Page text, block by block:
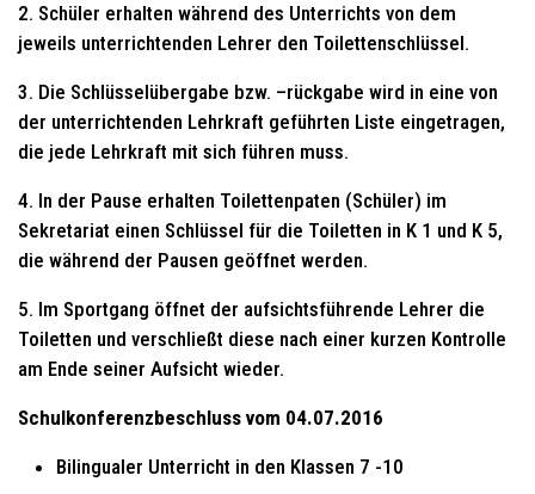
2. Schüler erhalten während des Unterrichts von dem
jeweils unterrichtenden Lehrer den Toilettenschlüssel.
3. Die Schlüsselübergabe bzw. –rückgabe wird in eine von
der unterrichtenden Lehrkraft geführten Liste eingetragen,
die jede Lehrkraft mit sich führen muss.
4. In der Pause erhalten Toilettenpaten (Schüler) im
Sekretariat einen Schlüssel für die Toiletten in K 1 und K 5,
die während der Pausen geöffnet werden.
5. Im Sportgang öffnet der aufsichtsführende Lehrer die
Toiletten und verschließt diese nach einer kurzen Kontrolle
am Ende seiner Aufsicht wieder.
Schulkonferenzbeschluss vom 04.07.2016
Bilingualer Unterricht in den Klassen 7 -10